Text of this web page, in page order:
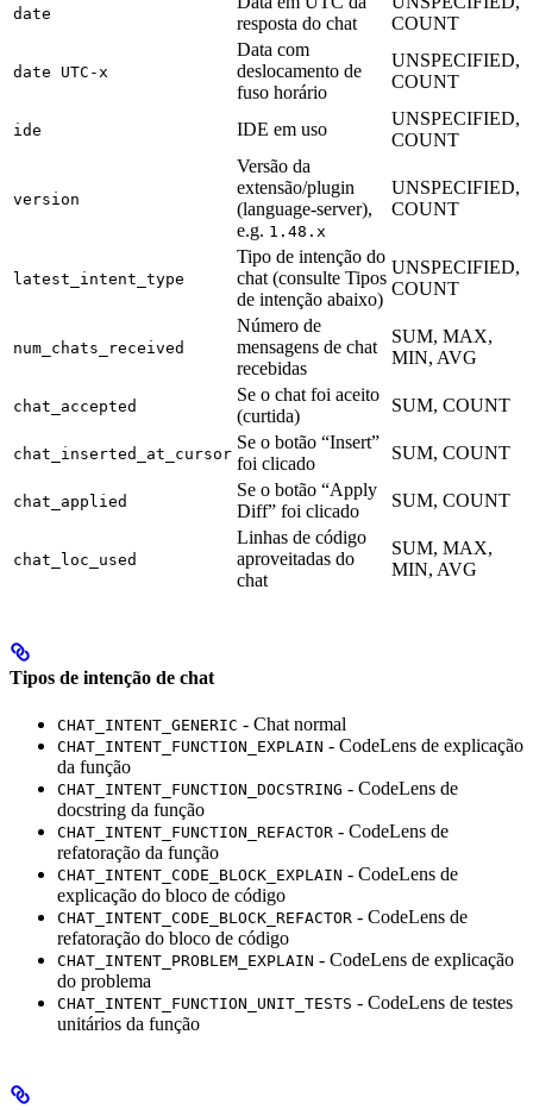
date
resposta do chat
COUNT
date UTC-x
Data com
deslocamento de
fuso horário
UNSPECIFIED,
COUNT
ide IDE em uso
UNSPECIFIED,
COUNT
version
Versão da
extensão/plugin
(language-server),
e.g. 1.48.x
UNSPECIFIED,
COUNT
latest_intent_type
Tipo de intenção do
chat (consulte Tipos
de intenção abaixo)
UNSPECIFIED,
COUNT
num_chats_received
Número de
mensagens de chat
recebidas
SUM, MAX,
MIN, AVG
chat_accepted
Se o chat foi aceito
(curtida)
SUM, COUNT
chat_inserted_at_cursor
Se o botão “Insert”
foi clicado
SUM, COUNT
chat_applied
Se o botão “Apply
Diff” foi clicado
SUM, COUNT
chat_loc_used
Linhas de código
aproveitadas do
chat
SUM, MAX,
MIN, AVG
Tipos de intenção de chat
CHAT_INTENT_GENERIC - Chat normal
CHAT_INTENT_FUNCTION_EXPLAIN - CodeLens de explicação
da função
CHAT_INTENT_FUNCTION_DOCSTRING - CodeLens de
docstring da função
CHAT_INTENT_FUNCTION_REFACTOR - CodeLens de
refatoração da função
CHAT_INTENT_CODE_BLOCK_EXPLAIN - CodeLens de
explicação do bloco de código
CHAT_INTENT_CODE_BLOCK_REFACTOR - CodeLens de
refatoração do bloco de código
CHAT_INTENT_PROBLEM_EXPLAIN - CodeLens de explicação
do problema
CHAT_INTENT_FUNCTION_UNIT_TESTS - CodeLens de testes
unitários da função